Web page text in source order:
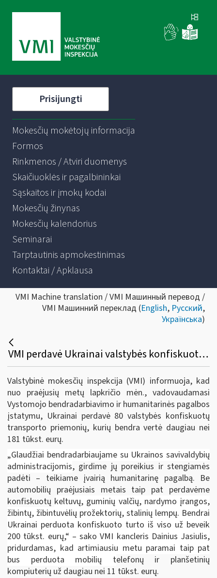
Prisijungti
Mokesčių mokėtojų informacija
Formos
Rinkmenos / Atviri duomenys
Skaičiuoklės ir pagalbininkai
Sąskaitos ir įmokų kodai
Mokesčių žinynas
Mokesčių kalendorius
Seminarai
Tarptautinis apmokestinimas
Kontaktai / Apklausa
VMI Machine translation / VMI Машинный перевод /
VMI Машинний переклад (English, Русский,
Українська)
VMI perdavė Ukrainai valstybės konfiskuoto turto už beveik 200 tūkst. eurų
Valstybinė mokesčių inspekcija (VMI) informuoja, kad
nuo praėjusių metų lapkričio mėn., vadovaudamasi
Vystomojo bendradarbiavimo ir humanitarinės pagalbos
įstatymu, Ukrainai perdavė 80 valstybės konfiskuotų
transporto priemonių, kurių bendra vertė daugiau nei
181 tūkst. eurų.
„Glaudžiai bendradarbiaujame su Ukrainos savivaldybių
administracijomis, girdime jų poreikius ir stengiamės
padėti – teikiame įvairią humanitarinę pagalbą. Be
automobilių praėjusiais metais taip pat perdavėme
konfiskuotų keltuvų, guminių valčių, nardymo įrangos,
žibintų, žibintuvėlių prožektorių, stalinių lempų. Bendrai
Ukrainai perduota konfiskuoto turto iš viso už beveik
200 tūkst. eurų,“ – sako VMI kancleris Dainius Jasiulis,
pridurdamas, kad artimiausiu metu paramai taip pat
bus perduota mobilių telefonų ir planšetinių
kompiuterių už daugiau nei 11 tūkst. eurų.